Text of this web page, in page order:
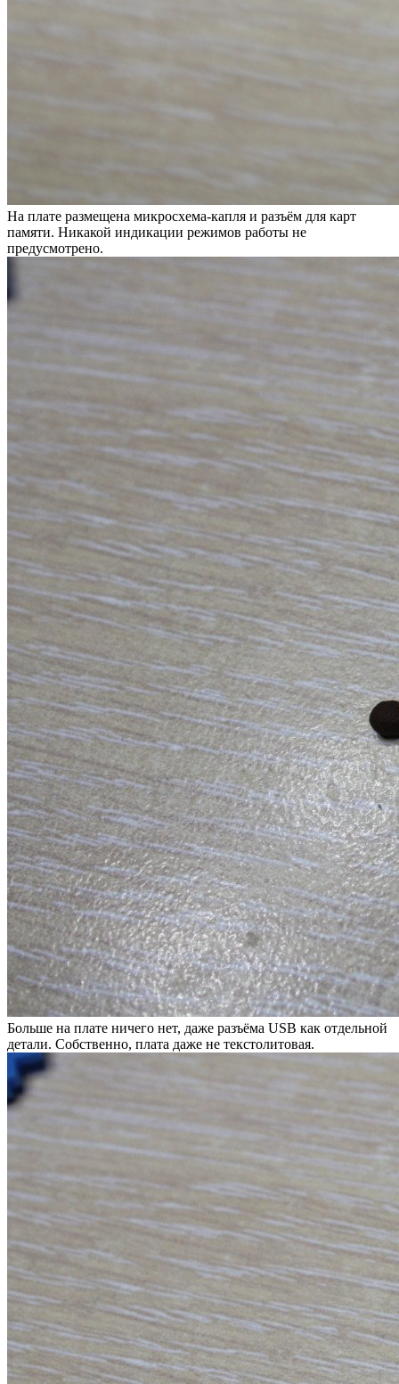
На плате размещена микросхема-капля и разъём для карт
памяти. Никакой индикации режимов работы не
предусмотрено.
Больше на плате ничего нет, даже разъёма USB как отдельной
детали. Собственно, плата даже не текстолитовая.